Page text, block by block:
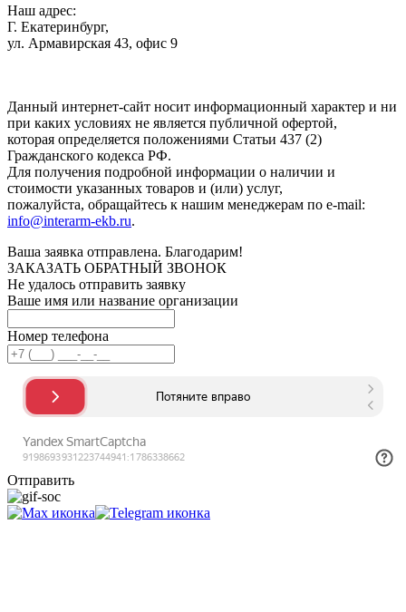
Наш адрес:
Г. Екатеринбург,
ул. Армавирская 43, офис 9
Данный интернет-сайт носит информационный характер и ни
при каких условиях не является публичной офертой,
которая определяется положениями Статьи 437 (2)
Гражданского кодекса РФ.
Для получения подробной информации о наличии и
стоимости указанных товаров и (или) услуг,
пожалуйста, обращайтесь к нашим менеджерам по e-mail:
info@interarm-ekb.ru.
Ваша заявка отправлена. Благодарим!
ЗАКАЗАТЬ ОБРАТНЫЙ ЗВОНОК
Не удалось отправить заявку
Ваше имя или название организации
Номер телефона
Отправить